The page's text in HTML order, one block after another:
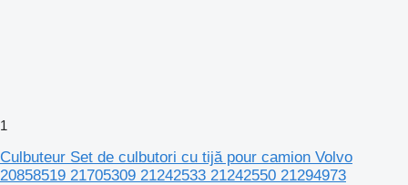
1
Culbuteur Set de culbutori cu tijă pour camion Volvo
20858519 21705309 21242533 21242550 21294973